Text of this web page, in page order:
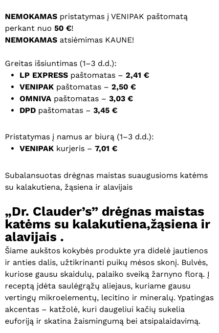
NEMOKAMAS pristatymas į VENIPAK paštomatą
perkant nuo 50 €!
NEMOKAMAS atsiėmimas KAUNE!
Greitas išsiuntimas (1–3 d.d.):
LP EXPRESS paštomatas – 2,41 €
VENIPAK paštomatas – 2,50 €
OMNIVA paštomatas – 3,03 €
DPD paštomatas – 3,45 €
Pristatymas į namus ar biurą (1–3 d.d.):
VENIPAK kurjeris – 7,01 €
Subalansuotas drėgnas maistas suaugusioms katėms
su kalakutiena, žąsiena ir alavijais
„Dr. Clauder’s” drėgnas maistas
katėms su kalakutiena,žąsiena ir
alavijais .
Šiame aukštos kokybės produkte yra didelė jautienos
ir anties dalis, užtikrinanti puikų mėsos skonį. Bulvės,
kuriose gausu skaidulų, palaiko sveiką žarnyno florą. Į
receptą įdėta saulėgrąžų aliejaus, kuriame gausu
vertingų mikroelementų, lecitino ir mineralų. Ypatingas
akcentas – katžolė, kuri daugeliui kačių sukelia
euforiją ir skatina žaismingumą bei atsipalaidavimą.
parašyti komentarą.